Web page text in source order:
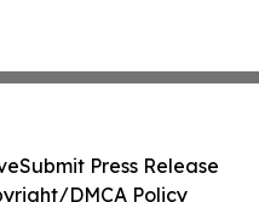
Submit Press Release
DMCA Policy